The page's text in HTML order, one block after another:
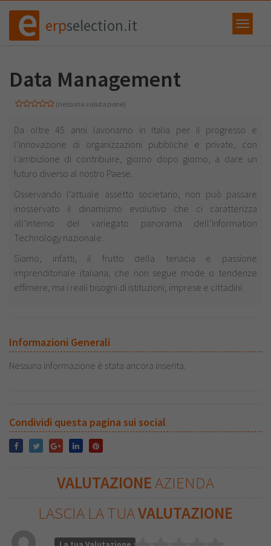
erpselection.it
Data Management
(nessuna valutazione)
Da oltre 45 anni lavoriamo in Italia per il progresso e
l’innovazione di organizzazioni pubbliche e private, con
l’ambizione di contribuire, giorno dopo giorno, a dare un
futuro diverso al nostro Paese.
Osservando l’attuale assetto societario, non può passare
inosservato il dinamismo evolutivo che ci caratterizza
all’interno del variegato panorama dell’Information
Technology nazionale.
Siamo, infatti, il frutto della tenacia e passione
imprenditoriale italiana, che non segue mode o tendenze
effimere, ma i reali bisogni di istituzioni, imprese e cittadini.
Informazioni Generali
Nessuna informazione è stata ancora inserita.
Condividi questa pagina sui social
VALUTAZIONEAZIENDA
LASCIA LA TUAVALUTAZIONE